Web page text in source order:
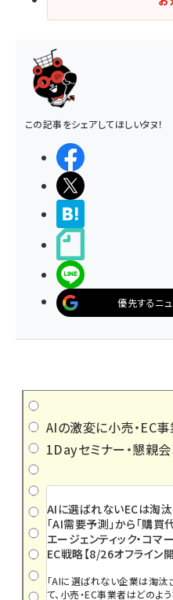
この記事をシェアしてほしいタヌ！
優先するニ
AIの激変に小売・EC
1Dayセミナー・懇親
AIに選ばれないECは淘汰
「AI需要予測」から「購買
エージェンティック・コマ
EC戦略【8/26オフライン
「AIに選ばれない企業は淘汰
て、小売・EC事業者はどのよ